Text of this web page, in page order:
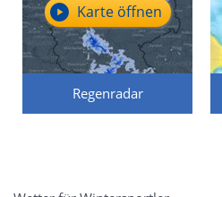
Regenradar
Karte öffnen